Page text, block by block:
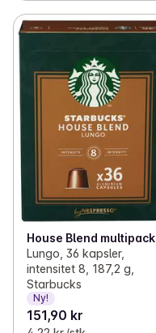
House Blend multipack
Lungo, 36 kapsler,
intensitet 8, 187,2 g,
Starbucks
Ny!
151,90 kr